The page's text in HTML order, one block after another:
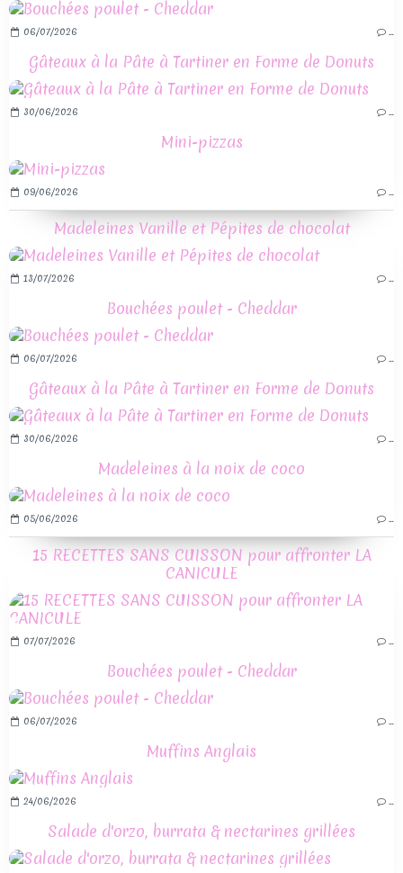
06/07/2026
Gâteaux à la Pâte à Tartiner en Forme de Donuts
30/06/2026
Mini-pizzas
09/06/2026
Madeleines Vanille et Pépites de chocolat
13/07/2026
Bouchées poulet - Cheddar
06/07/2026
Gâteaux à la Pâte à Tartiner en Forme de Donuts
30/06/2026
Madeleines à la noix de coco
05/06/2026
15 RECETTES SANS CUISSON pour affronter LA
CANICULE
07/07/2026
Bouchées poulet - Cheddar
06/07/2026
Muffins Anglais
24/06/2026
Salade d'orzo, burrata & nectarines grillées